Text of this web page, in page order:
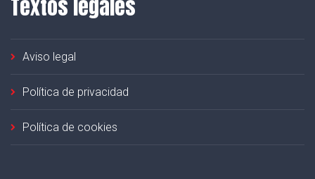
Textos legales
Aviso legal
Política de privacidad
Política de cookies